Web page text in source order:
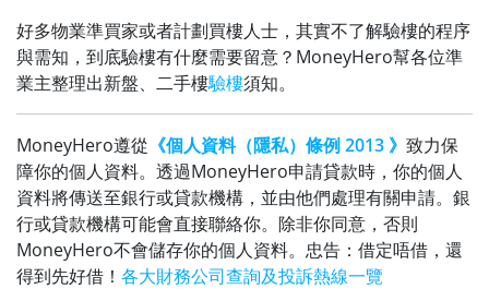
好多物業準買家或者計劃買樓人士，其實不了解驗樓的程序
與需知，到底驗樓有什麼需要留意？MoneyHero幫各位準
業主整理出新盤、二手樓驗樓須知。
MoneyHero遵從 《個人資料（隱私）條例 2013 》 致力保
障你的個人資料。透過MoneyHero申請貸款時，你的個人
資料將傳送至銀行或貸款機構，並由他們處理有關申請。銀
行或貸款機構可能會直接聯絡你。除非你同意，否則
MoneyHero不會儲存你的個人資料。忠告：借定唔借，還
得到先好借！ 各大財務公司查詢及投訴熱線一覽